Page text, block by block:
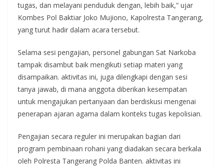
tugas, dan melayani penduduk dengan, lebih baik,” ujar
Kombes Pol Baktiar Joko Mujiono, Kapolresta Tangerang,
yang turut hadir dalam acara tersebut.
Selama sesi pengajian, personel gabungan Sat Narkoba
tampak disambut baik mengikuti setiap materi yang
disampaikan. aktivitas ini, juga dilengkapi dengan sesi
tanya jawab, di mana anggota diberikan kesempatan
untuk mengajukan pertanyaan dan berdiskusi mengenai
penerapan ajaran agama dalam konteks tugas kepolisian.
Pengajian secara reguler ini merupakan bagian dari
program pembinaan rohani yang diadakan secara berkala
oleh Polresta Tangerang Polda Banten. aktivitas ini